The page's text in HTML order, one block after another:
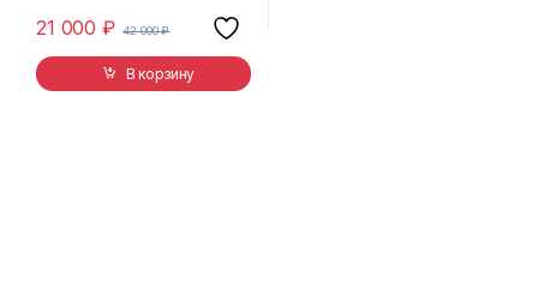
21 000₽ 42 000₽
В корзину